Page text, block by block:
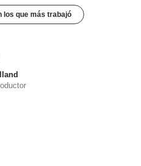
los que más trabajó